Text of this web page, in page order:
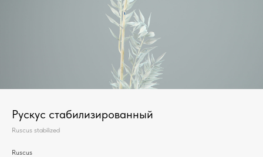
Рускус стабилизированный
Ruscus stabilized
Ruscus